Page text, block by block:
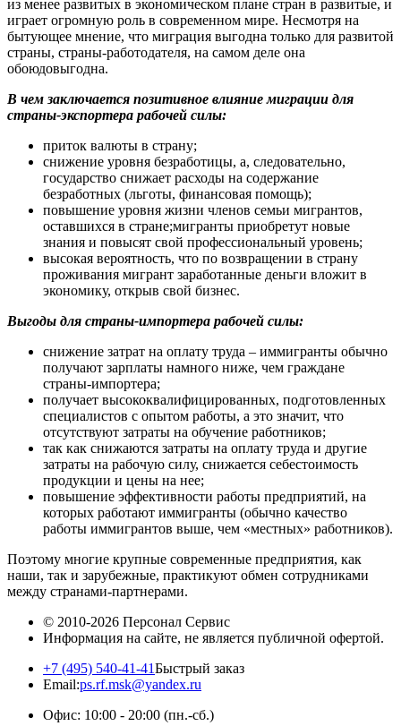
из менее развитых в экономическом плане стран в развитые, и
играет огромную роль в современном мире. Несмотря на
бытующее мнение, что миграция выгодна только для развитой
страны, страны-работодателя, на самом деле она
обоюдовыгодна.
В чем заключается позитивное влияние миграции для
страны-экспортера рабочей силы:
приток валюты в страну;
снижение уровня безработицы, а, следовательно,
государство снижает расходы на содержание
безработных (льготы, финансовая помощь);
повышение уровня жизни членов семьи мигрантов,
оставшихся в стране;мигранты приобретут новые
знания и повысят свой профессиональный уровень;
высокая вероятность, что по возвращении в страну
проживания мигрант заработанные деньги вложит в
экономику, открыв свой бизнес.
Выгоды для страны-импортера рабочей силы:
снижение затрат на оплату труда – иммигранты обычно
получают зарплаты намного ниже, чем граждане
страны-импортера;
получает высококвалифицированных, подготовленных
специалистов с опытом работы, а это значит, что
отсутствуют затраты на обучение работников;
так как снижаются затраты на оплату труда и другие
затраты на рабочую силу, снижается себестоимость
продукции и цены на нее;
повышение эффективности работы предприятий, на
которых работают иммигранты (обычно качество
работы иммигрантов выше, чем «местных» работников).
Поэтому многие крупные современные предприятия, как
наши, так и зарубежные, практикуют обмен сотрудниками
между странами-партнерами.
© 2010-2026 Персонал Сервис
Информация на сайте, не является публичной офертой.
+7 (495) 540-41-41Быстрый заказ
Email:ps.rf.msk@yandex.ru
Офис: 10:00 - 20:00 (пн.-сб.)